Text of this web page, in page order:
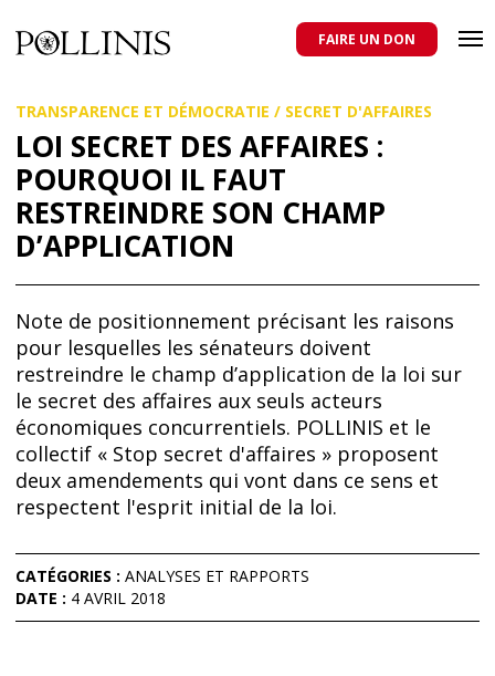
au
contenu
principal
domestiques et sauvages, et pour une agriculture qui respecte tous
les pollinisateurs
FAIRE UN DON
TRANSPARENCE ET DÉMOCRATIE / SECRET D'AFFAIRES
LOI SECRET DES AFFAIRES :
POURQUOI IL FAUT
RESTREINDRE SON CHAMP
D’APPLICATION
Note de positionnement précisant les raisons
pour lesquelles les sénateurs doivent
restreindre le champ d’application de la loi sur
le secret des affaires aux seuls acteurs
économiques concurrentiels. POLLINIS et le
collectif « Stop secret d'affaires » proposent
deux amendements qui vont dans ce sens et
respectent l'esprit initial de la loi.
CATÉGORIES : ANALYSES ET RAPPORTS
DATE : 4 AVRIL 2018